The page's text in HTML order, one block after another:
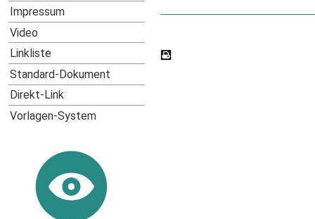
Impressum
Video
Linkliste
Standard-Dokument
Direkt-Link
Vorlagen-System